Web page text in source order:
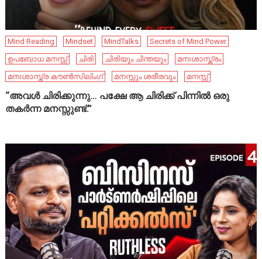
Mind Reading Mindset MindTalks
Secrets of Mind Power
ഉപബോധ മനസ്സ്
ചിരി ചിരിയും ചിന്തയും
മനഃശാസ്ത്രം
മനഃശാസ്ത്ര കൗൺസിലിംഗ്
മനസ്സും ശരീരവും മനസ്സ്
“അവൾ ചിരിക്കുന്നു… പക്ഷേ ആ ചിരിക്ക് പിന്നിൽ ഒരു
തകർന്ന മനസ്സുണ്ട്.”